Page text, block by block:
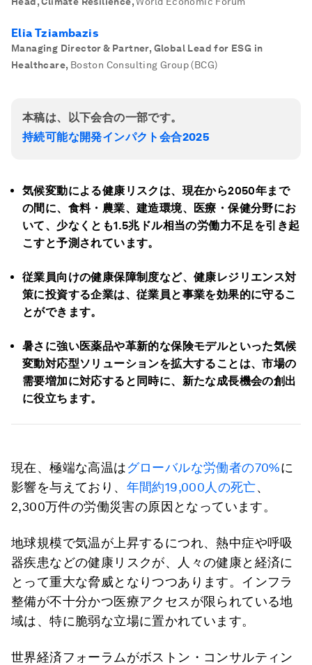
Elia Tziambazis
Managing Director & Partner, Global Lead for ESG in
Healthcare, Boston Consulting Group (BCG)
本稿は、以下会合の一部です。
持続可能な開発インパクト会合2025
気候変動による健康リスクは、現在から2050年まで
の間に、食料・農業、建造環境、医療・保健分野にお
いて、少なくとも1.5兆ドル相当の労働力不足を引き起
こすと予測されています。
従業員向けの健康保障制度など、健康レジリエンス対
策に投資する企業は、 従業員と事業を効果的に守るこ
とができます。
暑さに強い医薬品や革新的な保険モデルといった気候
変動対応型ソリューションを拡大することは、市場の
需要増加に対応すると同時に、新たな成長機会の創出
に役立ちます。
現在、極端な高温はグローバルな労働者の70%に
影響を与えており、 年間約19,000人の死亡、
2,300万件の労働災害の原因となっています。
地球規模で気温が上昇するにつれ、熱中症や呼吸
器疾患などの健康リスクが、人々の健康と経済に
とって重大な脅威となりつつあります。インフラ
整備が不十分かつ医療アクセスが限られている地
域は、特に脆弱な立場に置かれています。
世界経済フォーラムがボストン・コンサルティン